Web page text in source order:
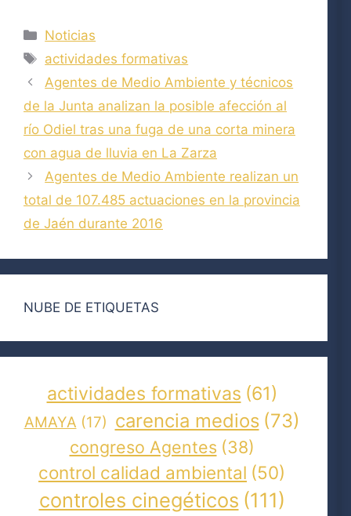
Categorías
Noticias
Etiquetas
actividades formativas
Agentes de Medio Ambiente y técnicos
de la Junta analizan la posible afección al
río Odiel tras una fuga de una corta minera
con agua de lluvia en La Zarza
Agentes de Medio Ambiente realizan un
total de 107.485 actuaciones en la provincia
de Jaén durante 2016
NUBE DE ETIQUETAS
actividades formativas (61)
AMAYA (17) carencia medios (73)
congreso Agentes (38)
control calidad ambiental (50)
controles cinegéticos (111)